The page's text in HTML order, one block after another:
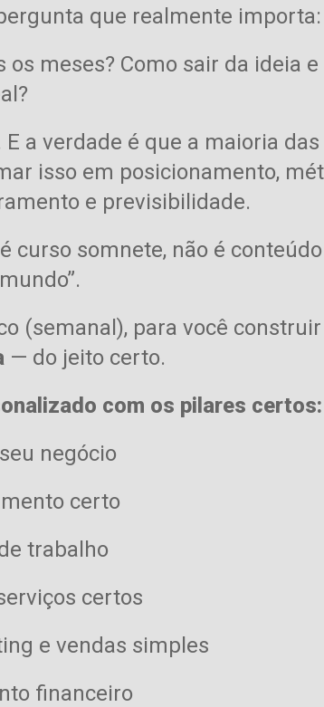
que realmente importa:
os meses? Como sair da ideia
E a verdade é que a maioria
isso em posicionamento,
e previsibilidade.
curso somnete, não é
(semanal), para você construir
— do jeito certo.
com os pilares certos:
negócio
certo
trabalho
certos
e vendas simples
financeiro